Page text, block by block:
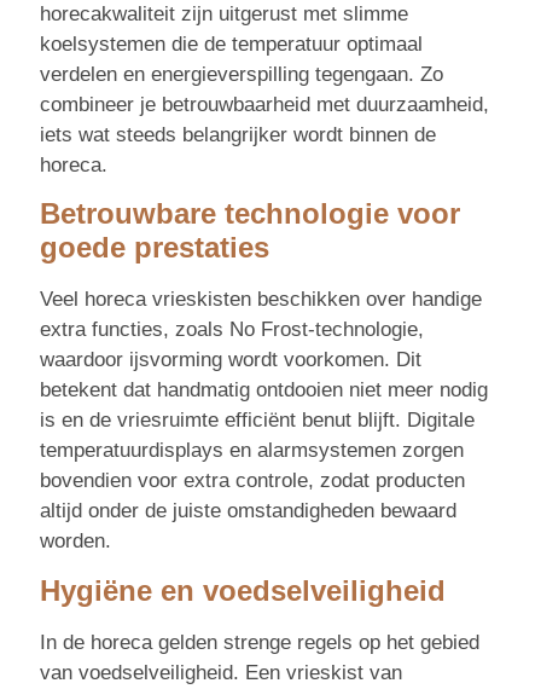
horecakwaliteit zijn uitgerust met slimme
koelsystemen die de temperatuur optimaal
verdelen en energieverspilling tegengaan. Zo
combineer je betrouwbaarheid met duurzaamheid,
iets wat steeds belangrijker wordt binnen de
horeca.
Betrouwbare technologie voor
goede prestaties
Veel horeca vrieskisten beschikken over handige
extra functies, zoals No Frost-technologie,
waardoor ijsvorming wordt voorkomen. Dit
betekent dat handmatig ontdooien niet meer nodig
is en de vriesruimte efficiënt benut blijft. Digitale
temperatuurdisplays en alarmsystemen zorgen
bovendien voor extra controle, zodat producten
altijd onder de juiste omstandigheden bewaard
worden.
Hygiëne en voedselveiligheid
In de horeca gelden strenge regels op het gebied
van voedselveiligheid. Een vrieskist van